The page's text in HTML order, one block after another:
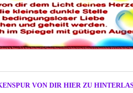
VON DIR HIER ZU